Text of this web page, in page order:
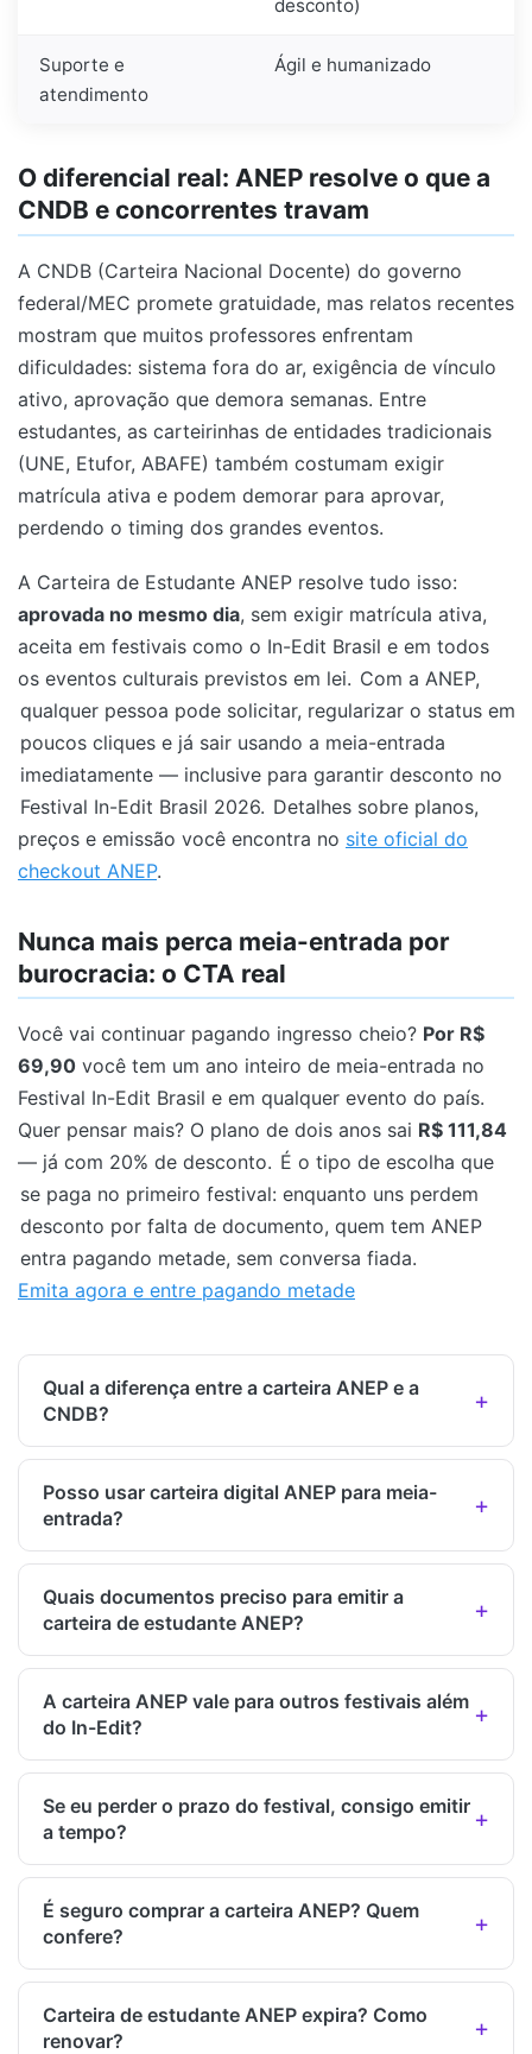
desconto)
Suporte e
atendimento
Ágil e humanizado
O diferencial real: ANEP resolve o que a
CNDB e concorrentes travam
A CNDB (Carteira Nacional Docente) do governo
federal/MEC promete gratuidade, mas relatos recentes
mostram que muitos professores enfrentam
dificuldades: sistema fora do ar, exigência de vínculo
ativo, aprovação que demora semanas. Entre
estudantes, as carteirinhas de entidades tradicionais
(UNE, Etufor, ABAFE) também costumam exigir
matrícula ativa e podem demorar para aprovar,
perdendo o timing dos grandes eventos.
A Carteira de Estudante ANEP resolve tudo isso:
aprovada no mesmo dia, sem exigir matrícula ativa,
aceita em festivais como o In-Edit Brasil e em todos
os eventos culturais previstos em lei. Com a ANEP,
qualquer pessoa pode solicitar, regularizar o status em
poucos cliques e já sair usando a meia-entrada
imediatamente — inclusive para garantir desconto no
Festival In-Edit Brasil 2026. Detalhes sobre planos,
preços e emissão você encontra no site oficial do
checkout ANEP.
Nunca mais perca meia-entrada por
burocracia: o CTA real
Você vai continuar pagando ingresso cheio? Por R$
69,90 você tem um ano inteiro de meia-entrada no
Festival In-Edit Brasil e em qualquer evento do país.
Quer pensar mais? O plano de dois anos sai R$ 111,84
— já com 20% de desconto. É o tipo de escolha que
se paga no primeiro festival: enquanto uns perdem
desconto por falta de documento, quem tem ANEP
entra pagando metade, sem conversa fiada.
Emita agora e entre pagando metade
Qual a diferença entre a carteira ANEP e a
CNDB?
Posso usar carteira digital ANEP para meia-
entrada?
Quais documentos preciso para emitir a
carteira de estudante ANEP?
A carteira ANEP vale para outros festivais além
do In-Edit?
Se eu perder o prazo do festival, consigo emitir
a tempo?
É seguro comprar a carteira ANEP? Quem
confere?
Carteira de estudante ANEP expira? Como
renovar?